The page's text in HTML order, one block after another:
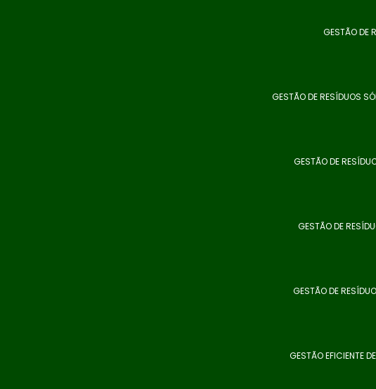
GESTÃO DE
GESTÃO DE RESÍDUOS
GESTÃO DE
GESTÃO DE
GESTÃO DE
GESTÃO EFICIENTE